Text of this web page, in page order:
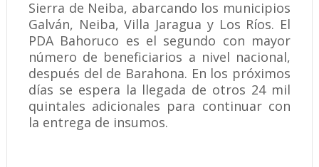
Sierra de Neiba, abarcando los municipios
Galván, Neiba, Villa Jaragua y Los Ríos. El
PDA Bahoruco es el segundo con mayor
número de beneficiarios a nivel nacional,
después del de Barahona. En los próximos
días se espera la llegada de otros 24 mil
quintales adicionales para continuar con
la entrega de insumos.